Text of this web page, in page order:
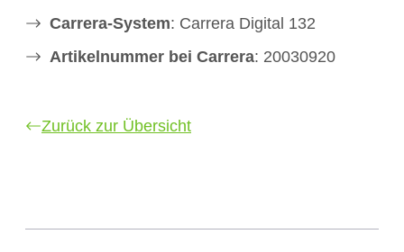
Carrera-System: Carrera Digital 132
Artikelnummer bei Carrera: 20030920
Zurück zur Übersicht